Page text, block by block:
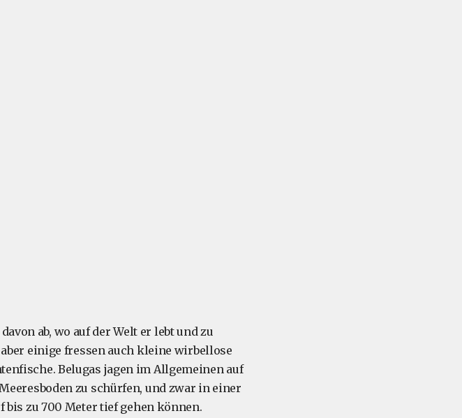
ab, wo auf der Welt er lebt und zu
einige fressen auch kleine wirbellose
Belugas jagen im Allgemeinen auf
zu schürfen, und zwar in einer
bis zu 700 Meter tief gehen können.